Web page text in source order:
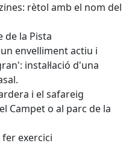
rètol amb el nom del
de la Pista
envelliment actiu i
instal·lació d'una
i el safareig
Campet o al parc de la
exercici